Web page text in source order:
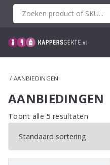
Spring
/ AANBIEDINGEN
AANBIEDINGEN
Toont alle 5 resultaten